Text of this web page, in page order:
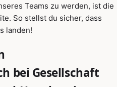
Teams zu werden, ist die
So stellst du sicher, dass
landen!
bei Gesellschaft